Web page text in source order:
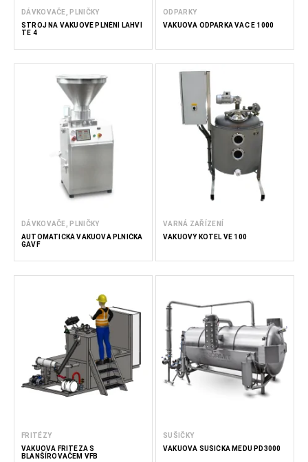
DÁVKOVAČE, PLNIČKY
STROJ NA VAKUOVÉ PLNĚNÍ LAHVÍ
TE 4
ODPARKY
VAKUOVÁ ODPARKA VAC E 1000
DÁVKOVAČE, PLNIČKY
AUTOMATICKÁ VAKUOVÁ PLNIČKA
GAVF
VARNÁ ZAŘÍZENÍ
VAKUOVÝ KOTEL VE 100
FRITÉZY
VAKUOVÁ FRITÉZA S
BLANŠÍROVAČEM VFB
SUŠIČKY
VAKUOVÁ SUŠIČKA MEDU PD3000